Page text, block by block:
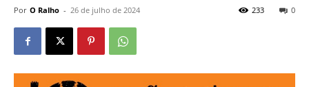
Por O Ralho - 26 de julho de 2024 0
233